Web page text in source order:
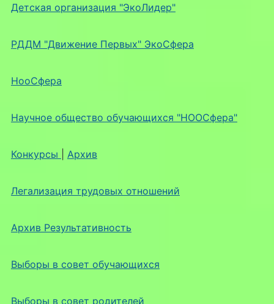
Детская организация "ЭкоЛидер"
РДДМ "Движение Первых" ЭкоСфера
НооСфера
Научное общество обучающихся "НООСфера"
Конкурсы Архив
Легализация трудовых отношений
Архив Результативность
Выборы в совет обучающихся
Выборы в совет родителей